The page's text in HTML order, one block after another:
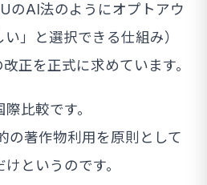
のAI法のようにオプトアウ
」と選択できる仕組み）
正を正式に求めています。
比較です。
の著作物利用を原則として
というのです。